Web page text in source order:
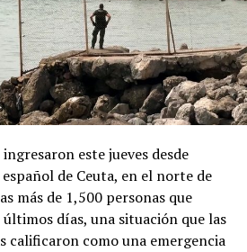
ADVERTISEMENT
de hostilidad
y los argentinos”, y
a la República Argentina
país”.
este jueves desde
de Ceuta, en el norte de
más de 1,500 personas que
días, una situación que las
calificaron como una emergencia